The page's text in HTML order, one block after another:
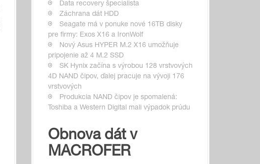
Data recovery špecialista
Záchrana dát HDD
Seagate má v ponuke nové 16TB disky
pre firmy: Exos X16 a IronWolf
Nový Asus HYPER M.2 X16 umožňuje
pripojenie až 4 M.2 SSD
SK Hynix začína s výrobou 128 vrstvových
4D NAND čipov, ďalej pracuje na vývoji 176
vrstvových
Produkcia NAND čipov je spomalená:
Toshiba a Western Digital mali výpadok prúdu
Obnova dát v
MACROFER